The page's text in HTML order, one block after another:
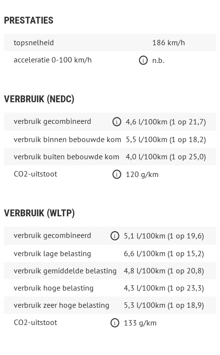
PRESTATIES
topsnelheid
186 km/h
acceleratie 0-100 km/h
n.b.
VERBRUIK (NEDC)
verbruik gecombineerd
4,6 l/100km (1 op 21,7)
verbruik binnen bebouwde kom 5,5 l/100km (1 op 18,2)
verbruik buiten bebouwde kom
4,0 l/100km (1 op 25,0)
CO2-uitstoot
120 g/km
VERBRUIK (WLTP)
verbruik gecombineerd
5,1 l/100km (1 op 19,6)
verbruik lage belasting
6,6 l/100km (1 op 15,2)
verbruik gemiddelde belasting
4,8 l/100km (1 op 20,8)
verbruik hoge belasting
4,3 l/100km (1 op 23,3)
verbruik zeer hoge belasting
5,3 l/100km (1 op 18,9)
CO2-uitstoot
133 g/km